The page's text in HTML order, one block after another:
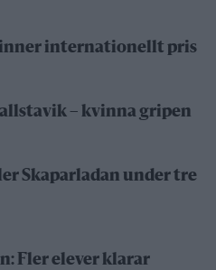
internationellt pris
– kvinna gripen
Skaparladan under tre
Fler elever klarar